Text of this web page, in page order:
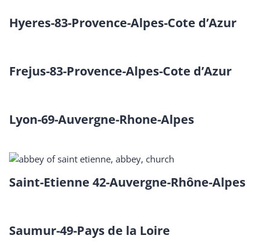
Hyeres-83-Provence-Alpes-Cote d’Azur
Frejus-83-Provence-Alpes-Cote d’Azur
Lyon-69-Auvergne-Rhone-Alpes
Saint-Etienne 42-Auvergne-Rhône-Alpes
Saumur-49-Pays de la Loire